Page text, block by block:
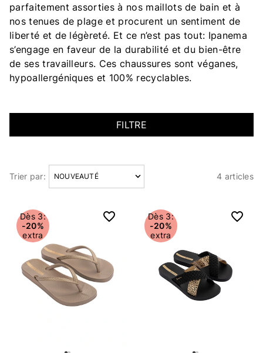
parfaitement assorties à nos maillots de bain et à
nos tenues de plage et procurent un sentiment de
liberté et de légèreté. Et ce n’est pas tout: Ipanema
s’engage en faveur de la durabilité et du bien-être
de ses travailleurs. Ces chaussures sont véganes,
hypoallergéniques et 100% recyclables.
FILTRE
Trier par: 4 articles
Articles
Dès 3:
-20%
extra
Dès 3:
-20%
extra